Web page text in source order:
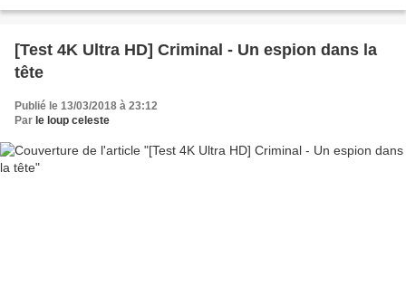
[Test 4K Ultra HD] Criminal - Un espion dans la
tête
Publié le 13/03/2018 à 23:12
Par le loup celeste